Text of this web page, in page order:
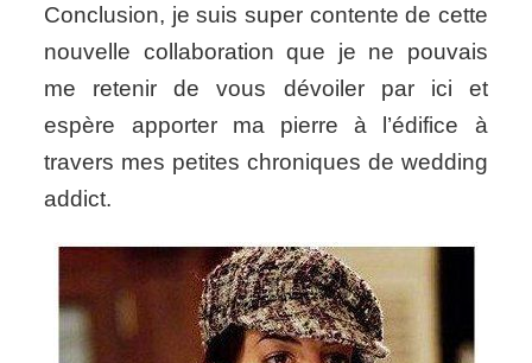
Conclusion, je suis super contente de cette
nouvelle collaboration que je ne pouvais
me retenir de vous dévoiler par ici et
espère apporter ma pierre à l’édifice à
travers mes petites chroniques de wedding
addict.